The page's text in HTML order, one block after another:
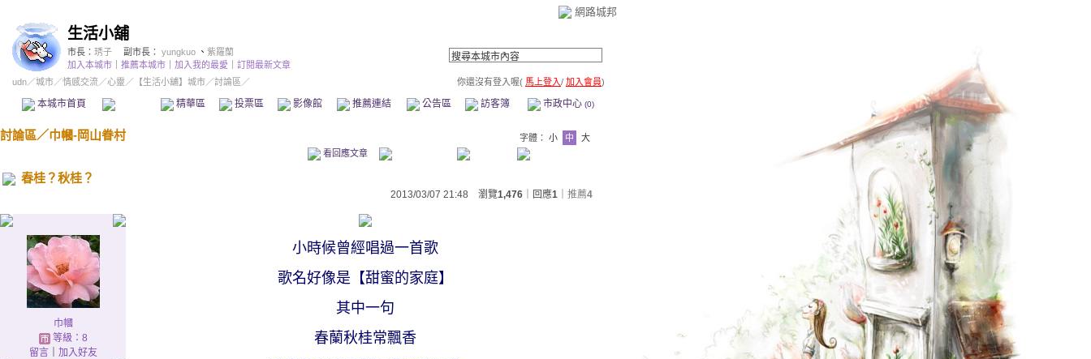
網路城邦
生活小舖
市長： 琇子 副市長： yungkuo 、 紫羅蘭
加入本城市
推薦本城市 加入我的最愛
訂閱最新文章
udn／城市／情感交流／心靈 ／ 【生活小舖】城市／討論區／ 你還沒有登入喔( 馬上登入/ 加入會員)
本城市首頁 精華區 投票區 影像館 推薦連結 公告區 訪客簿 市政中心 (0)
討論區／巾幗-岡山眷村 字體： 小 中
大
看回應文章
春桂？秋桂？
2013/03/07 21:48 瀏覽1,476 ｜回應1 推薦4
巾幗
等級：8
留言｜ 加入好友
小時候曾經唱過一首歌
歌名好像是【甜蜜的家庭】
其中一句
春蘭秋桂常飄香